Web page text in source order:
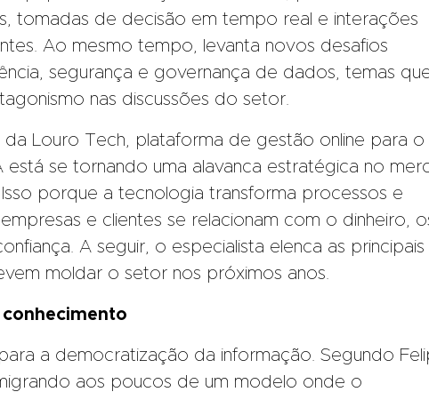
tomadas de decisão em tempo real e interações
Ao mesmo tempo, levanta novos desafios
segurança e governança de dados, temas
nas discussões do setor.
da Louro Tech, plataforma de gestão online para o
está se tornando uma alavanca estratégica no
porque a tecnologia transforma processos e
e clientes se relacionam com o dinheiro,
A seguir, o especialista elenca as principais
moldar o setor nos próximos anos.
a democratização da informação. Segundo
aos poucos de um modelo onde o